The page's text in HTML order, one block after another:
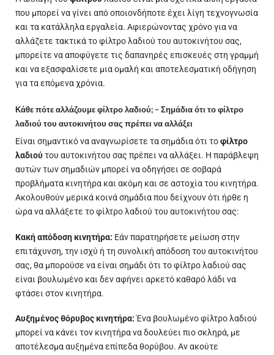
που μπορεί να γίνει από οποιονδήποτε έχει λίγη τεχνογνωσία
και τα κατάλληλα εργαλεία. Αφιερώνοντας χρόνο για να
αλλάζετε τακτικά το φίλτρο λαδιού του αυτοκινήτου σας,
μπορείτε να αποφύγετε τις δαπανηρές επισκευές στη γραμμή
και να εξασφαλίσετε μια ομαλή και αποτελεσματική οδήγηση
για τα επόμενα χρόνια.
Κάθε πότε αλλάζουμε φίλτρο λαδιού; – Σημάδια ότι το φίλτρο
λαδιού του αυτοκινήτου σας πρέπει να αλλάξει
Είναι σημαντικό να αναγνωρίσετε τα σημάδια ότι τοφίλτρο
λαδιού του αυτοκινήτου σας πρέπει να αλλάξει. Η παράβλεψη
αυτών των σημαδιών μπορεί να οδηγήσει σε σοβαρά
προβλήματα κινητήρα και ακόμη και σε αστοχία του κινητήρα.
Ακολουθούν μερικά κοινά σημάδια που δείχνουν ότι ήρθε η
ώρα να αλλάξετε το φίλτρο λαδιού του αυτοκινήτου σας:
Κακή απόδοση κινητήρα: Εάν παρατηρήσετε μείωση στην
επιτάχυνση, την ισχύ ή τη συνολική απόδοση του αυτοκινήτου
σας, θα μπορούσε να είναι σημάδι ότι το φίλτρο λαδιού σας
είναι βουλωμένο και δεν αφήνει αρκετό καθαρό λάδι να
φτάσει στον κινητήρα.
Αυξημένος θόρυβος κινητήρα:Ένα βουλωμένο φίλτρο λαδιού
μπορεί να κάνει τον κινητήρα να δουλεύει πιο σκληρά, με
αποτέλεσμα αυξημένα επίπεδα θορύβου. Αν ακούτε